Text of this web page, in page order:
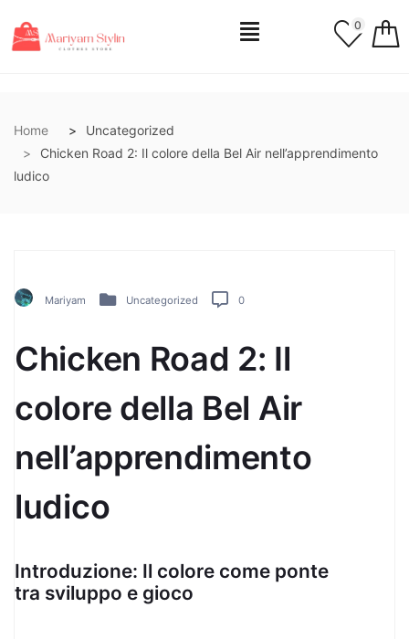
0
Home
Uncategorized
Chicken Road 2: Il colore della Bel Air nell’apprendimento
ludico
Mariyam Uncategorized 0
Chicken Road 2: Il
colore della Bel Air
nell’apprendimento
ludico
Introduzione: Il colore come ponte
tra sviluppo e gioco